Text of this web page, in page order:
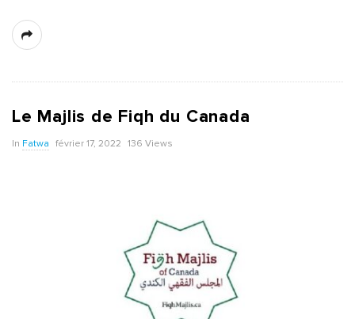
Le Majlis de Fiqh du Canada
In Fatwa février 17, 2022 136 Views